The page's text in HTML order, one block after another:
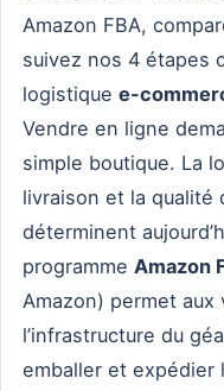
Amazon FBA,
suivez nos 4 étapes
logistique e-
Vendre en ligne
simple boutique. La
livraison et la qualité
déterminent
programme Amazon
Amazon) permet aux
l’infrastructure du
emballer et expédier